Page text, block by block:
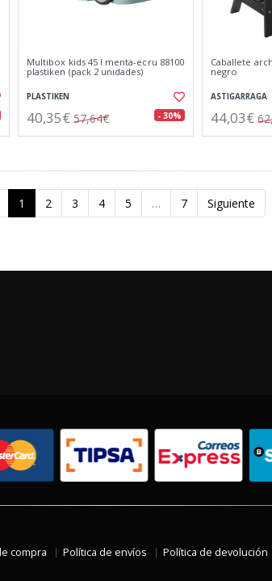
Multibox kids 45 l menta-ecru 88100
plastiken (pack 2 unidades)
PLASTIKEN
40,35€ 57,64€ - 30%
Caballete
negro
ASTIGARRAGA
44,03€
1 2 3 4 5 … 7 Siguiente
compra Política de envíos Política de devolución